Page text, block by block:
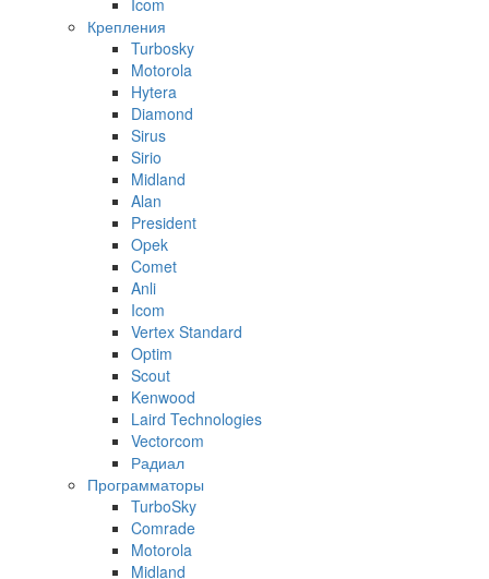
Крепления
Turbosky
Motorola
Hytera
Diamond
Sirus
Sirio
Midland
Alan
President
Opek
Comet
Anli
Icom
Vertex Standard
Optim
Scout
Kenwood
Laird Technologies
Vectorcom
Радиал
Программаторы
TurboSky
Comrade
Motorola
Midland